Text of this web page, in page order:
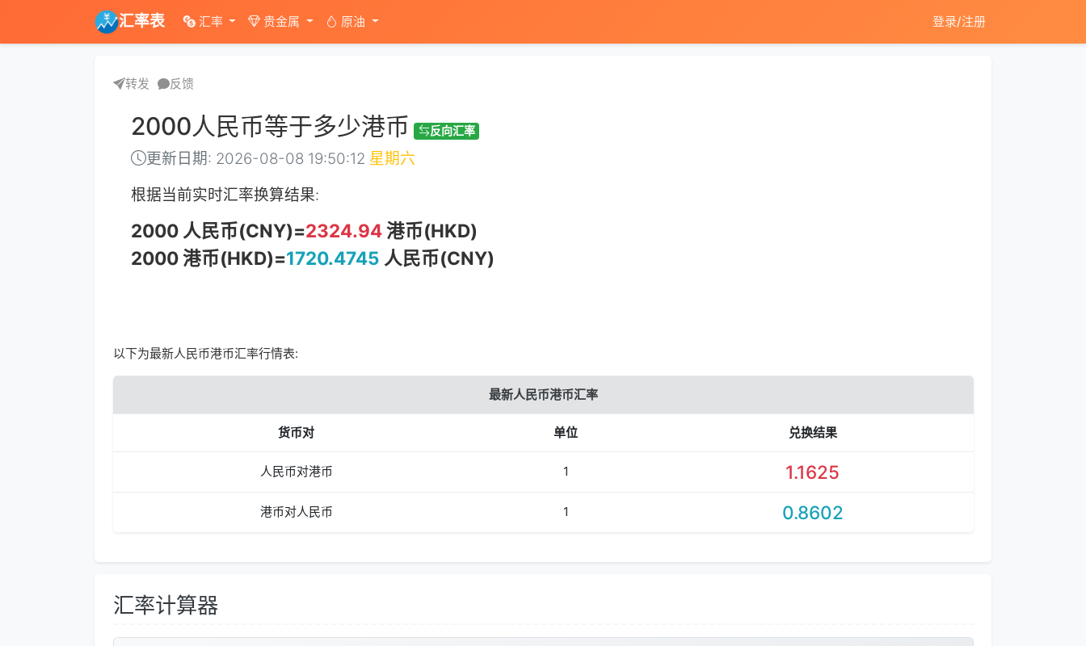
汇率表 汇率 贵金属 原油 登录/注册
转发 反馈
2000人民币等于多少港币 反向汇率
更新日期: 2026-08-08 19:50:12 星期六
根据当前实时汇率换算结果:
2000 人民币(CNY)=2324.94港币(HKD)
2000 港币(HKD)=1720.4745 人民币(CNY)
以下为最新人民币港币汇率行情表:
最新人民币港币汇率
货币对 单位 兑换结果
人民币对港币 1 1.1625
港币对人民币 1 0.8602
汇率计算器